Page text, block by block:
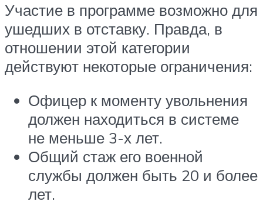
Участие в программе возможно для
ушедших в отставку. Правда, в
отношении этой категории
действуют некоторые ограничения:
Офицер к моменту увольнения
должен находиться в системе
не меньше 3-х лет.
Общий стаж его военной
службы должен быть 20 и более
лет.